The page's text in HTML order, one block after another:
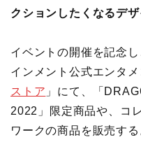
クションしたくなるデ
イベントの開催を記念
インメント公式エンタ
ストア 」にて、「
2022」限定商品や、コ
ワークの商品を販売する